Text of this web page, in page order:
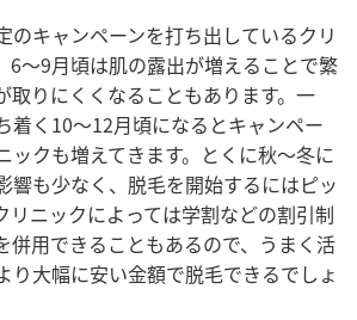
のキャンペーンを打ち出しているクリ
6〜9月頃は肌の露出が増えることで繁
取りにくくなることもあります。一
着く10〜12月頃になるとキャンペー
ックも増えてきます。とくに秋〜冬に
響も少なく、脱毛を開始するにはピッ
リニックによっては学割などの割引制
併用できることもあるので、うまく活
り大幅に安い金額で脱毛できるでしょ